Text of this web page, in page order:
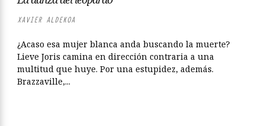
XAVIER ALDEKOA
¿Acaso esa mujer blanca anda buscando la muerte?
Lieve Joris camina en dirección contraria a una
multitud que huye. Por una estupidez, además.
Brazzaville,...